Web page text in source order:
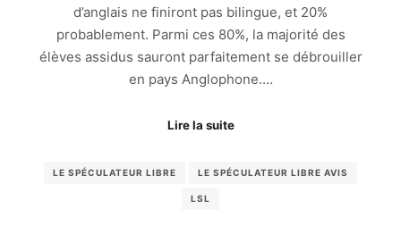
d’anglais ne finiront pas bilingue, et 20%
probablement. Parmi ces 80%, la majorité des
élèves assidus sauront parfaitement se débrouiller
en pays Anglophone.…
Lire la suite
LE SPÉCULATEUR LIBRE LE SPÉCULATEUR LIBRE AVIS
LSL